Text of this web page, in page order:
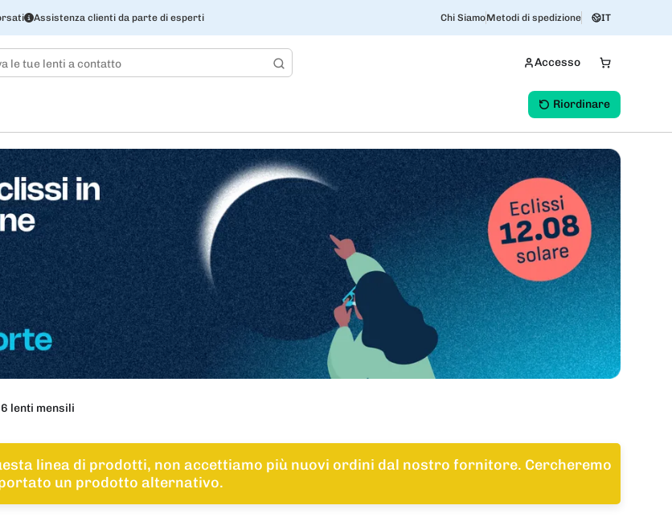
Assistenza clienti da parte di esperti Chi SiamoMetodi di spedizione IT
Accesso
Riordinare
6 lenti mensili
linea di prodotti, non accettiamo più nuovi ordini dal nostro fornitore. Cercheremo
un prodotto alternativo.